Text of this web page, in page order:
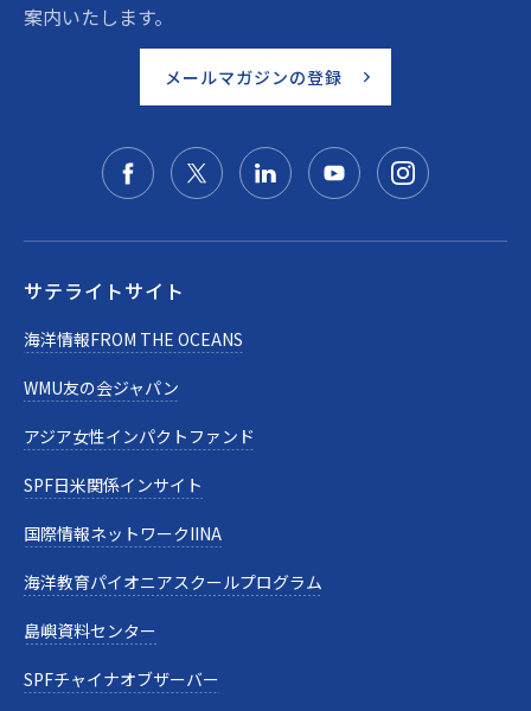
案内いたします。
メールマガジンの登録
サテライトサイト
海洋情報FROM THE OCEANS
WMU友の会ジャパン
アジア女性インパクトファンド
SPF日米関係インサイト
国際情報ネットワークIINA
海洋教育パイオニアスクールプログラム
島嶼資料センター
SPFチャイナオブザーバー